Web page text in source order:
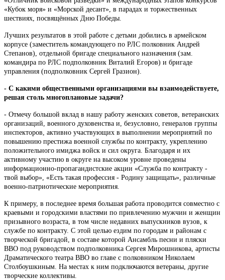
«Кубок моря» и «Морской десант», в парадах и торжественных
шествиях, посвящённых Дню Победы.
Лучших результатов в этой работе с детьми добились в армейском
корпусе (заместитель командующего по РЛС полковник Андрей
Степанов), отдельной бригаде специального назначения (зам.
командира по РЛС подполковник Виталий Егоров) и бригаде
управления (подполковник Сергей Гразион).
- С какими общественными организациями вы взаимодействуете,
решая столь многоплановые задачи?
- Отмечу большой вклад в нашу работу женских советов, ветеранских
организаций, военного духовенства и, безусловно, генералов группы
инспекторов, активно участвующих в выполнении мероприятий по
повышению престижа военной службы по контракту, укреплению
положительного имиджа войск и сил округа. Благодаря и их
активному участию в округе на высоком уровне проведены
информационно-пропагандистские акции «Служба по контракту -
твой выбор», «Есть такая профессия - Родину защищать», различные
военно-патриотические мероприятия.
К примеру, в последнее время большая работа проводится совместно с
краевыми и городскими властями по привлечению мужчин и женщин
призывного возраста, в том числе недавних выпускников вузов, к
службе по контракту. С этой целью ездим по городам и районам с
творческой бригадой, в составе которой Ансамбль песни и пляски
ВВО под руководством подполковника Сергея Мирошникова, артисты
Драматического театра ВВО во главе с полковником Николаем
Столбоушкиным. На местах к ним подключаются ветераны, другие
творческие коллективы.